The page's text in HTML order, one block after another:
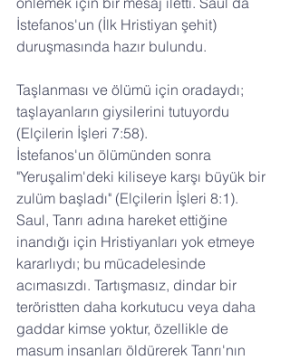
İstefanos'un (İlk Hristiyan şehit)
duruşmasında hazır bulundu.
Taşlanması ve ölümü için oradaydı;
taşlayanların giysilerini tutuyordu
(Elçilerin İşleri 7:58).
İstefanos'un ölümünden sonra
"Yeruşalim'deki kiliseye karşı büyük bir
zulüm başladı" (Elçilerin İşleri 8:1).
Saul, Tanrı adına hareket ettiğine
inandığı için Hristiyanları yok etmeye
kararlıydı; bu mücadelesinde
acımasızdı. Tartışmasız, dindar bir
teröristten daha korkutucu veya daha
gaddar kimse yoktur, özellikle de
masum insanları öldürerek Tanrı'nın